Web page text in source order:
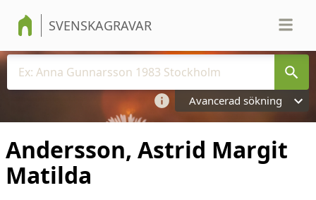
SVENSKAGRAVAR
Avancerad sökning
Andersson, Astrid Margit
Matilda